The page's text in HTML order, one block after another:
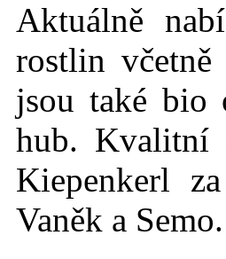
Aktuálně
rostlin
jsou také bio
hub. Kvalitní
Kiepenkerl
Vaněk a Semo.